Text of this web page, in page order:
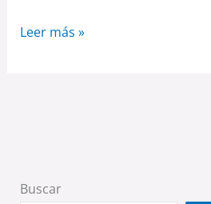
Leer más »
Buscar